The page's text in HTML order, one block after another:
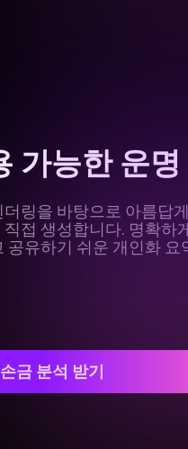
가능한 운명
링을 바탕으로 아름답
접 생성합니다. 명확하
공유하기 쉬운 개인화 요
금 분석 받기